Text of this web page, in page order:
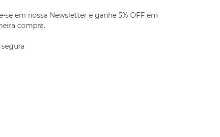
se em nossa Newsletter e ganhe 5% OFF em
compra.